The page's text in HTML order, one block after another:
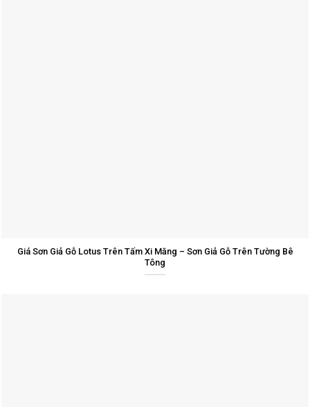
Giá Sơn Giả Gỗ Lotus Trên Tấm Xi Măng – Sơn Giả Gỗ Trên Tường Bê
Tông